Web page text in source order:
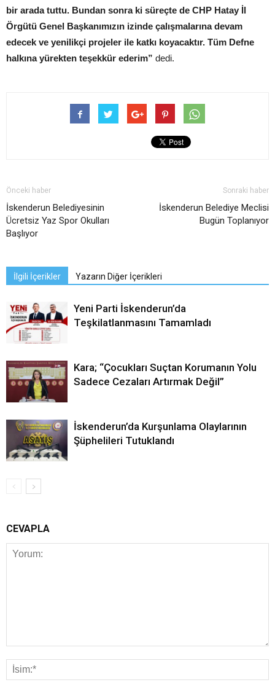
bir arada tuttu. Bundan sonra ki süreçte de CHP Hatay İl
Örgütü Genel Başkanımızın izinde çalışmalarına devam
edecek ve yenilikçi projeler ile katkı koyacaktır. Tüm Defne
halkına yürekten teşekkür ederim” dedi.
Önceki haber
İskenderun Belediyesinin
Ücretsiz Yaz Spor Okulları
Başlıyor
Sonraki haber
İskenderun Belediye Meclisi
Bugün Toplanıyor
İlgili İçerikler Yazarın Diğer İçerikleri
Yeni Parti İskenderun’da
Teşkilatlanmasını Tamamladı
Kara; “Çocukları Suçtan Korumanın Yolu
Sadece Cezaları Artırmak Değil”
İskenderun’da Kurşunlama Olaylarının
Şüphelileri Tutuklandı
CEVAPLA